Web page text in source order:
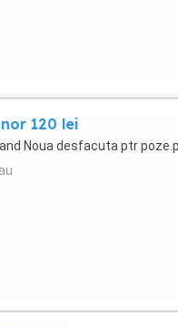
120 lei
Noua desfacuta ptr